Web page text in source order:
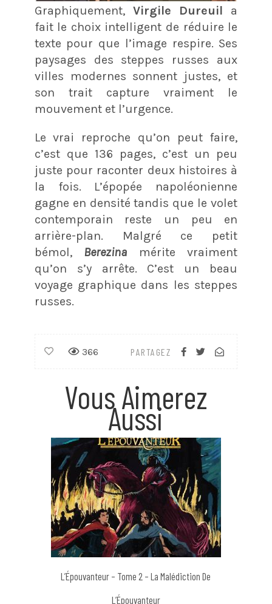
Graphiquement, Virgile Dureuil a
fait le choix intelligent de réduire le
texte pour que l’image respire. Ses
paysages des steppes russes aux
villes modernes sonnent justes, et
son trait capture vraiment le
mouvement et l’urgence.
Le vrai reproche qu’on peut faire,
c’est que 136 pages, c’est un peu
juste pour raconter deux histoires à
la fois. L’épopée napoléonienne
gagne en densité tandis que le volet
contemporain reste un peu en
arrière-plan. Malgré ce petit
bémol, Berezina
mérite vraiment
qu’on s’y arrête. C’est un beau
voyage graphique dans les steppes
russes.
PARTAGEZ
366
Vous Aimerez
Aussi
L’Épouvanteur – Tome 2 – La Malédiction De
L’Épouvanteur